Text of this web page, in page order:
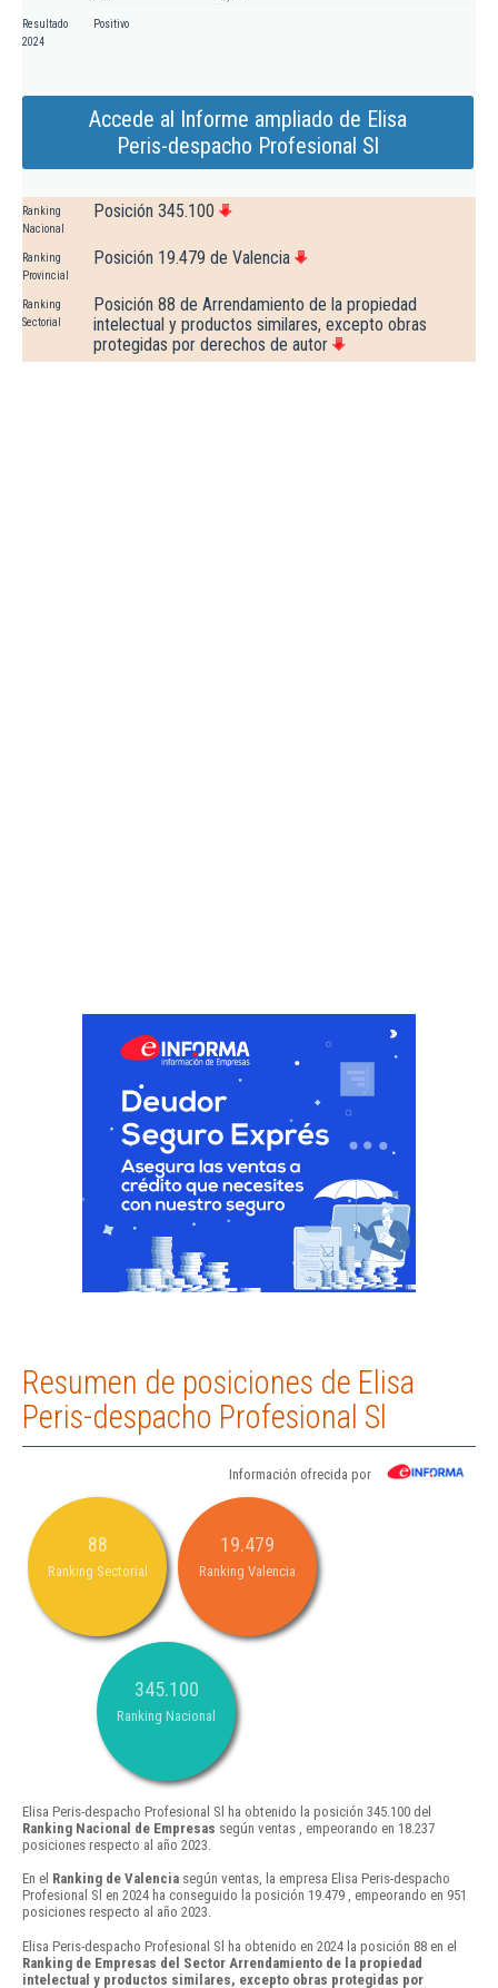
Resultado
2024
Positivo
Accede al Informe ampliado de Elisa
Peris-despacho Profesional Sl
Ranking
Nacional
Posición 345.100
Ranking
Provincial
Posición 19.479 de Valencia
Ranking
Sectorial
Posición 88 de Arrendamiento de la propiedad
intelectual y productos similares, excepto obras
protegidas por derechos de autor
Resumen de posiciones de Elisa
Peris-despacho Profesional Sl
Información ofrecida por
88
Ranking Sectorial
19.479
Ranking Valencia
345.100
Ranking Nacional
Elisa Peris-despacho Profesional Sl ha obtenido la posición 345.100 del
Ranking Nacional de Empresas según ventas , empeorando en 18.237
posiciones respecto al año 2023.
En el Ranking de Valencia según ventas, la empresa Elisa Peris-despacho
Profesional Sl en 2024 ha conseguido la posición 19.479 , empeorando en 951
posiciones respecto al año 2023.
Elisa Peris-despacho Profesional Sl ha obtenido en 2024 la posición 88 en el
Ranking de Empresas del Sector Arrendamiento de la propiedad
intelectual y productos similares, excepto obras protegidas por